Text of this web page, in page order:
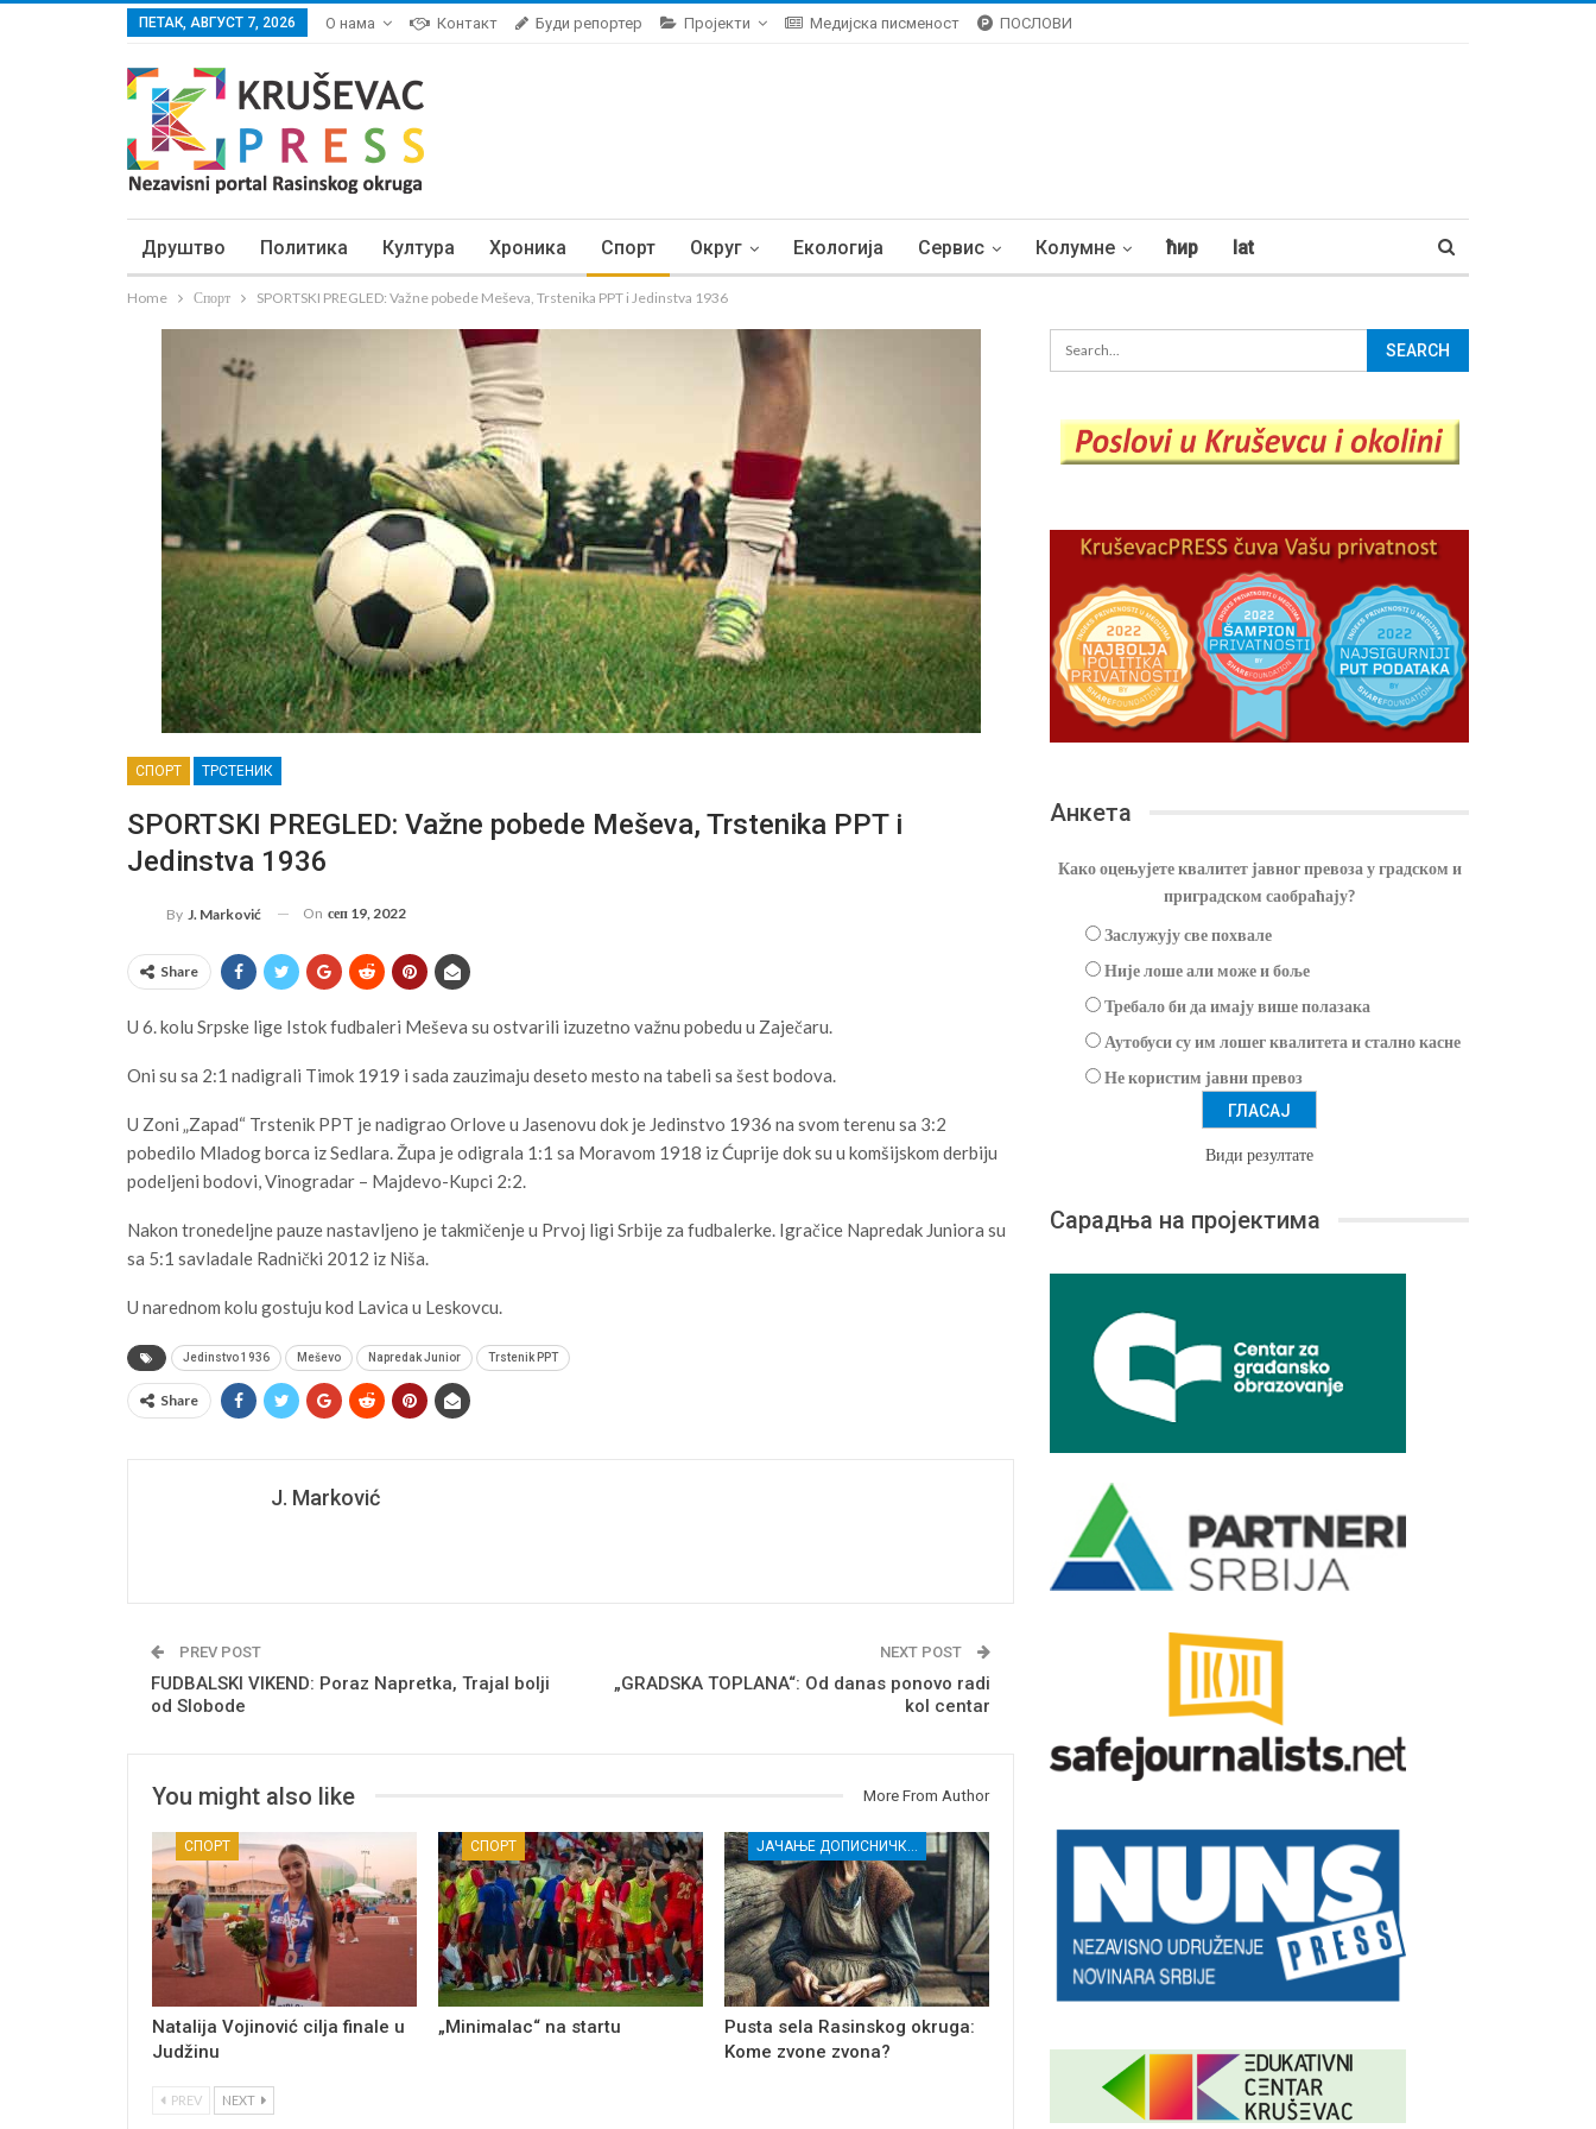
ПЕТАК, АВГУСТ 7, 2026 О нама Контакт Буди репортер Пројекти Медијска писменост ПОСЛОВИ
Друштво Политика Култура Хроника Спорт Округ Екологија Сервис Колумне ћир lat
Home Спорт SPORTSKI PREGLED: Važne pobede Meševa, Trstenika PPT i Jedinstva 1936
СПОРТ ТРСТЕНИК
SPORTSKI PREGLED: Važne pobede Meševa, Trstenika PPT i
Jedinstva 1936
By J. Marković On сеп 19, 2022
Share
U 6. kolu Srpske lige Istok fudbaleri Meševa su ostvarili izuzetno važnu pobedu u Zaječaru.
Oni su sa 2:1 nadigrali Timok 1919 i sada zauzimaju deseto mesto na tabeli sa šest bodova.
U Zoni „Zapad“ Trstenik PPT je nadigrao Orlove u Jasenovu dok je Jedinstvo 1936 na svom terenu sa 3:2
pobedilo Mladog borca iz Sedlara. Župa je odigrala 1:1 sa Moravom 1918 iz Ćuprije dok su u komšijskom derbiju
podeljeni bodovi, Vinogradar – Majdevo-Kupci 2:2.
Nakon tronedeljne pauze nastavljeno je takmičenje u Prvoj ligi Srbije za fudbalerke. Igračice Napredak Juniora su
sa 5:1 savladale Radnički 2012 iz Niša.
U narednom kolu gostuju kod Lavica u Leskovcu.
Jedinstvo 1936 Meševo Napredak Junior Trstenik PPT
Share
J. Marković
PREV POST
FUDBALSKI VIKEND: Poraz Napretka, Trajal bolji
od Slobode
NEXT POST
„GRADSKA TOPLANA“: Od danas ponovo radi
kol centar
You might also like More From Author
СПОРТ
Natalija Vojinović cilja finale u
Judžinu
СПОРТ
„Minimalac“ na startu
ЈАЧАЊЕ ДОПИСНИЧКЕ МРЕЖЕ НЕЗАВИСНИХ МЕДИЈА У РАСИНСКОМ ОКРУГУ
Pusta sela Rasinskog okruga:
Kome zvone zvona?
PREV NEXT
Анкета
Како оцењујете квалитет јавног превоза у градском и
приградском саобраћају?
Заслужују све похвале
Није лоше али може и боље
Требало би да имају више полазака
Аутобуси су им лошег квалитета и стално касне
Не користим јавни превоз
Види резултате
Сарадња на пројектима